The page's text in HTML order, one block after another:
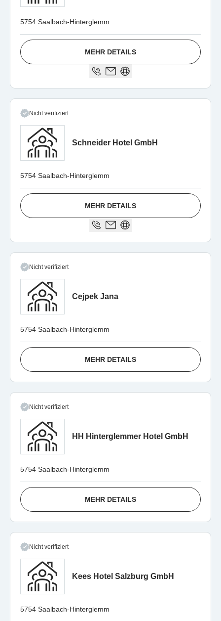
5754 Saalbach-Hinterglemm
MEHR DETAILS
Nicht verifiziert
Schneider Hotel GmbH
5754 Saalbach-Hinterglemm
MEHR DETAILS
Nicht verifiziert
Cejpek Jana
5754 Saalbach-Hinterglemm
MEHR DETAILS
Nicht verifiziert
HH Hinterglemmer Hotel GmbH
5754 Saalbach-Hinterglemm
MEHR DETAILS
Nicht verifiziert
Kees Hotel Salzburg GmbH
5754 Saalbach-Hinterglemm